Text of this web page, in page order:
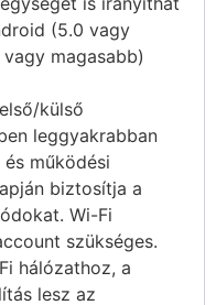
(5.0 vagy
magasabb)
külső
leggyakrabban
működési
biztosítja a
Wi-Fi
szükséges.
hálózathoz, a
lesz az